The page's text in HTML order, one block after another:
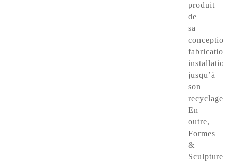
produit
de
sa
jusqu’à
son
recyclage.
En
outre,
Formes
&
Sculptures